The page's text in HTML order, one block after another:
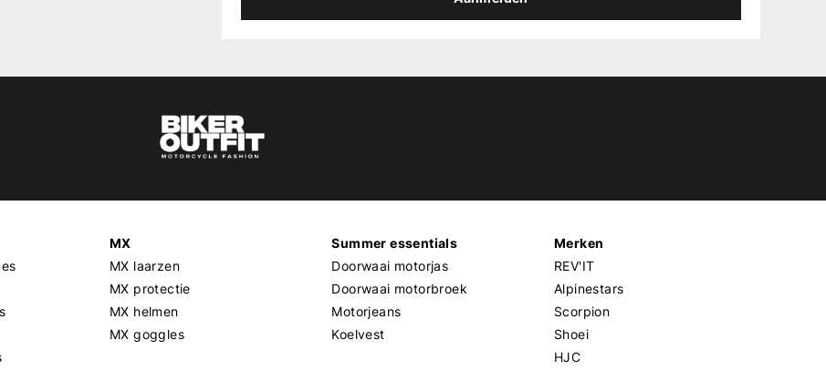
MX
MX laarzen
MX protectie
MX helmen
MX goggles
Summer essentials
Doorwaai motorjas
Doorwaai motorbroek
Motorjeans
Koelvest
Merken
REV'IT
Alpinestars
Scorpion
Shoei
HJC